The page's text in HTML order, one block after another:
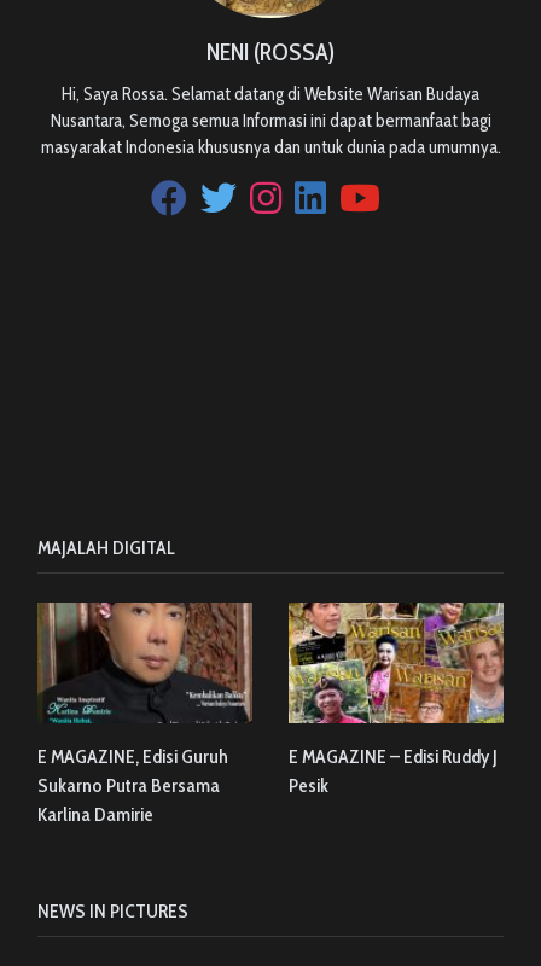
NENI (ROSSA)
Hi, Saya Rossa. Selamat datang di Website Warisan Budaya
Nusantara, Semoga semua Informasi ini dapat bermanfaat bagi
masyarakat Indonesia khususnya dan untuk dunia pada umumnya.
MAJALAH DIGITAL
E MAGAZINE, Edisi Guruh
Sukarno Putra Bersama
Karlina Damirie
E MAGAZINE – Edisi Ruddy J
Pesik
NEWS IN PICTURES